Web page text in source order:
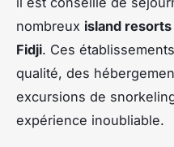
nombreux island resorts
Fidji. Ces
qualité, des
excursions de
expérience inoubliable.